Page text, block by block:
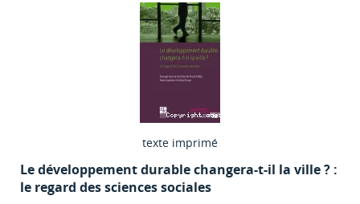
texte imprimé
Le développement durable changera-t-il la ville ? :
le regard des sciences sociales